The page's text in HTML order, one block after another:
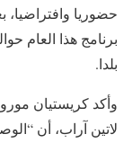
حضوريا
بلدا.
وأكد كريستيان
لاتين آراب، أن